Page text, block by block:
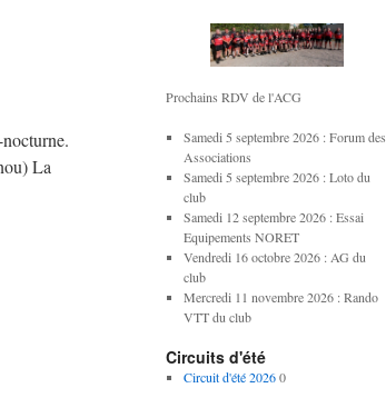
La
Prochains RDV de l'ACG
Samedi 5 septembre 2026 : Forum des
Associations
Samedi 5 septembre 2026 : Loto du
club
Samedi 12 septembre 2026 : Essai
Equipements NORET
Vendredi 16 octobre 2026 : AG du
club
Mercredi 11 novembre 2026 : Rando
VTT du club
Circuits d'été
Circuit d'été 20260